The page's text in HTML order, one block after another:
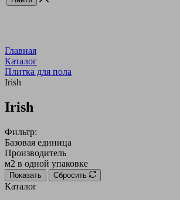
Главная
Каталог
Плитка для пола
Irish
Irish
Фильтр:
Базовая единица
Производитель
м2 в одной упаковке
Показать Сбросить
Каталог